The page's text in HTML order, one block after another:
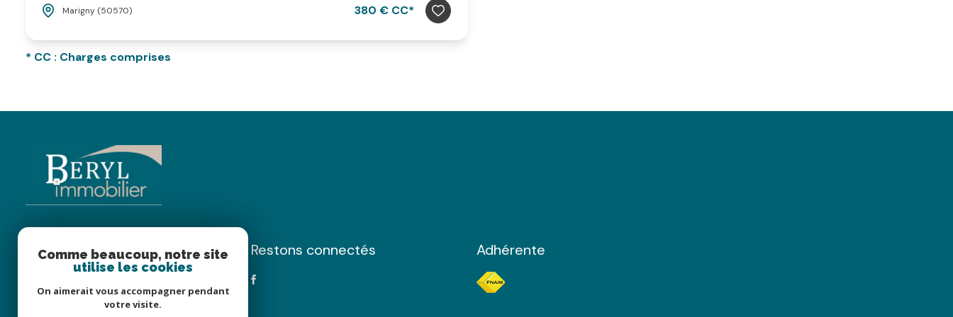
Marigny (50570) 380 € CC*
* CC : Charges comprises
BERYL IMMOBILIER
agence@beryl-immobilier.fr
restons connectés Adhérente
Comme beaucoup, notre site
utilise les cookies
On aimerait vous accompagner pendant
votre visite.